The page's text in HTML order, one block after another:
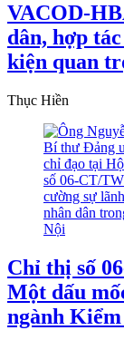
VACOD-
dân, hợp
kiện quan
Thục Hiền
Chỉ thị số
Một dấu
ngành